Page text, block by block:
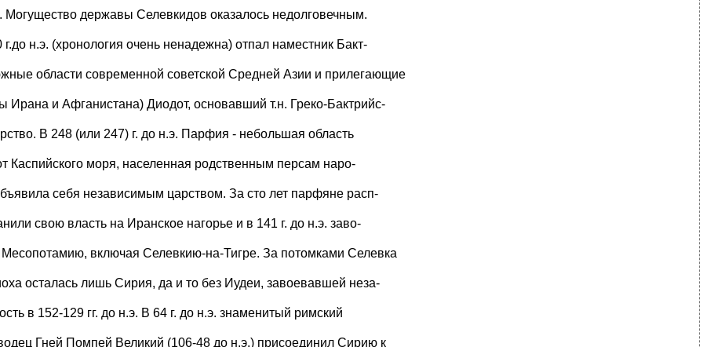
Могущество державы Селевкидов оказалось недолговечным.
г.до н.э. (хронология очень ненадежна) отпал наместник Бакт-
области современной советской Средней Азии и прилегающие
Ирана и Афганистана) Диодот, основавший т.н. Греко-Бактрийс-
В 248 (или 247) г. до н.э. Парфия - небольшая область
Каспийского моря, населенная родственным персам наро-
себя независимым царством. За сто лет парфяне расп-
свою власть на Иранское нагорье и в 141 г. до н.э. заво-
включая Селевкию-на-Тигре. За потомками Селевка
осталась лишь Сирия, да и то без Иудеи, завоевавшей неза-
в 152-129 гг. до н.э. В 64 г. до н.э. знаменитый римский
Гней Помпей Великий (106-48 до н.э.) присоединил Сирию к